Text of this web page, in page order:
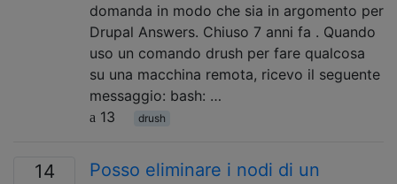
domanda in modo che sia in argomento per
Drupal Answers. Chiuso 7 anni fa . Quando
uso un comando drush per fare qualcosa
su una macchina remota, ricevo il seguente
messaggio: bash: …
13
drush
14
Posso eliminare i nodi di un